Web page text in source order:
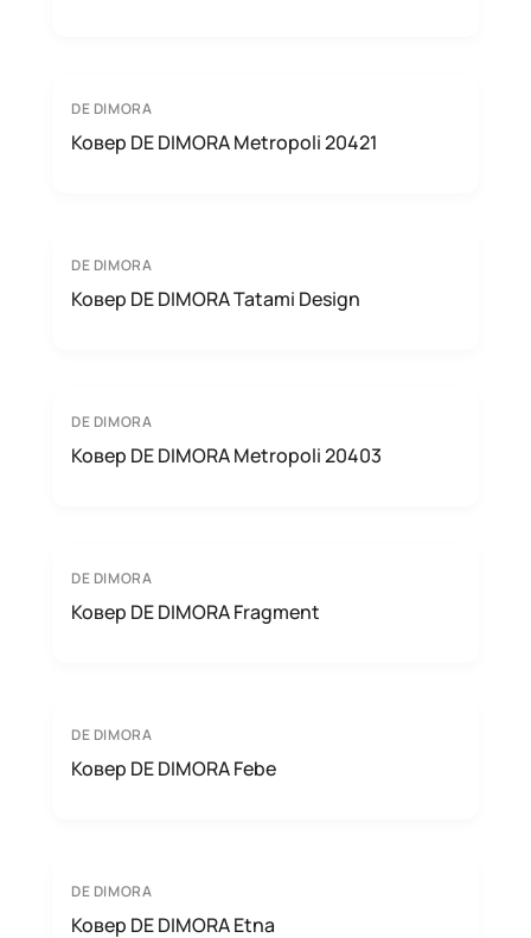
DE DIMORA
Ковер DE DIMORA Metropoli 20421
DE DIMORA
Ковер DE DIMORA Tatami Design
DE DIMORA
Ковер DE DIMORA Metropoli 20403
DE DIMORA
Ковер DE DIMORA Fragment
DE DIMORA
Ковер DE DIMORA Febe
DE DIMORA
Ковер DE DIMORA Etna